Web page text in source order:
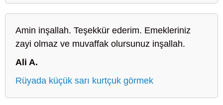
Amin inşallah. Teşekkür ederim. Emekleriniz
zayi olmaz ve muvaffak olursunuz inşallah.
Ali A.
Rüyada küçük sarı kurtçuk görmek